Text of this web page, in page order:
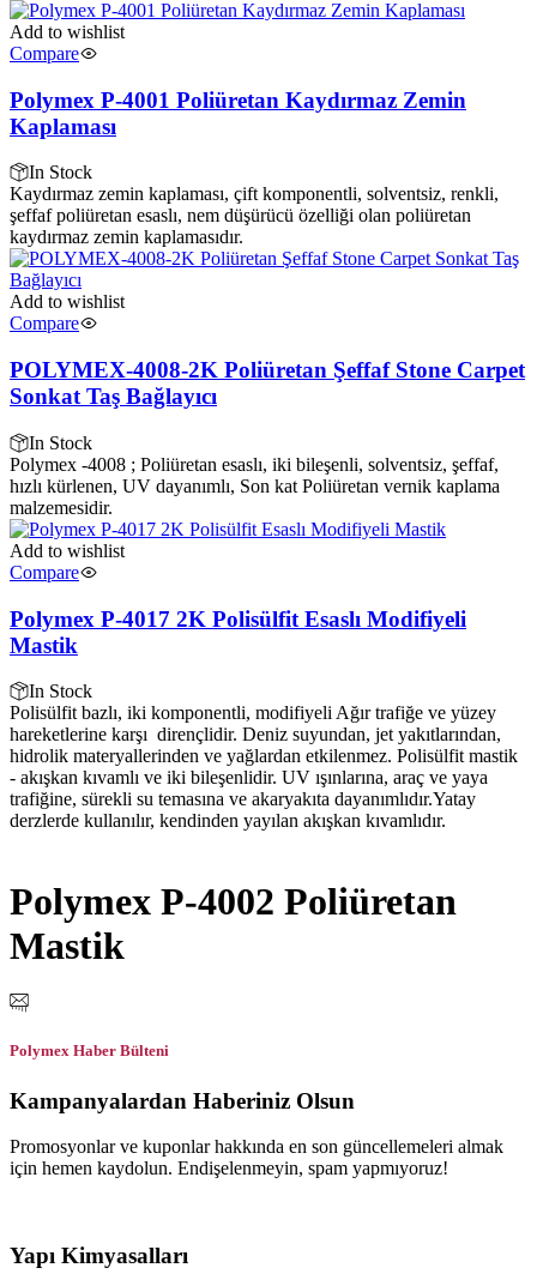
Add to wishlist
Compare
Polymex P-4001 Poliüretan Kaydırmaz Zemin
Kaplaması
In Stock
Kaydırmaz zemin kaplaması, çift komponentli, solventsiz, renkli,
şeffaf poliüretan esaslı, nem düşürücü özelliği olan poliüretan
kaydırmaz zemin kaplamasıdır.
Add to wishlist
Compare
POLYMEX-4008-2K Poliüretan Şeffaf Stone Carpet
Sonkat Taş Bağlayıcı
In Stock
Polymex -4008 ; Poliüretan esaslı, iki bileşenli, solventsiz, şeffaf,
hızlı kürlenen, UV dayanımlı, Son kat Poliüretan vernik kaplama
malzemesidir.
Add to wishlist
Compare
Polymex P-4017 2K Polisülfit Esaslı Modifiyeli
Mastik
In Stock
Polisülfit bazlı, iki komponentli, modifiyeli Ağır trafiğe ve yüzey
hareketlerine karşı dirençlidir. Deniz suyundan, jet yakıtlarından,
hidrolik materyallerinden ve yağlardan etkilenmez. Polisülfit mastik
- akışkan kıvamlı ve iki bileşenlidir. UV ışınlarına, araç ve yaya
trafiğine, sürekli su temasına ve akaryakıta dayanımlıdır.Yatay
derzlerde kullanılır, kendinden yayılan akışkan kıvamlıdır.
Polymex P-4002 Poliüretan
Mastik
Polymex Haber Bülteni
Kampanyalardan Haberiniz Olsun
Promosyonlar ve kuponlar hakkında en son güncellemeleri almak
için hemen kaydolun. Endişelenmeyin, spam yapmıyoruz!
Yapı Kimyasalları